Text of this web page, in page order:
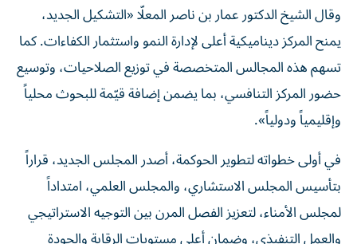
وقال الشيخ الدكتور عمار بن ناصر المعلّا «التشكيل الجديد،
يمنح المركز ديناميكية أعلى لإدارة النمو واستثمار الكفاءات. كما
تسهم هذه المجالس المتخصصة في توزيع الصلاحيات، وتوسيع
حضور المركز التنافسي، بما يضمن إضافة قيّمة للبحوث محلياً
وإقليمياً ودولياً».
في أولى خطواته لتطوير الحوكمة، أصدر المجلس الجديد، قراراً
بتأسيس المجلس الاستشاري، والمجلس العلمي، امتداداً
لمجلس الأمناء، لتعزيز الفصل المرن بين التوجيه الاستراتيجي